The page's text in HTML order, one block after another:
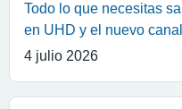
Todo lo que necesitas
en UHD y el nuevo
4 julio 2026